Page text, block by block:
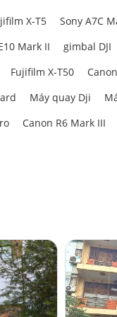
mount kim loại
với hệ
thủ. Ngoài ra, Carnyx
X-T5 Sony A7C
Mark II gimbal DJI
Fujifilm X-T50
Máy quay Dji
Canon R6 Mark III